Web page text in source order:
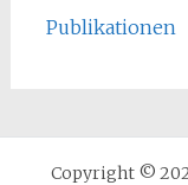
Publikationen
Copyright ©